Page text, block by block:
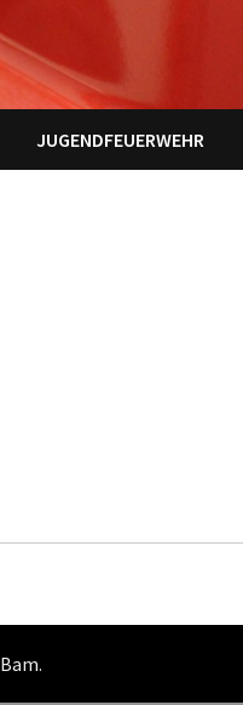
JUGENDFEUERWEHR
Bam.